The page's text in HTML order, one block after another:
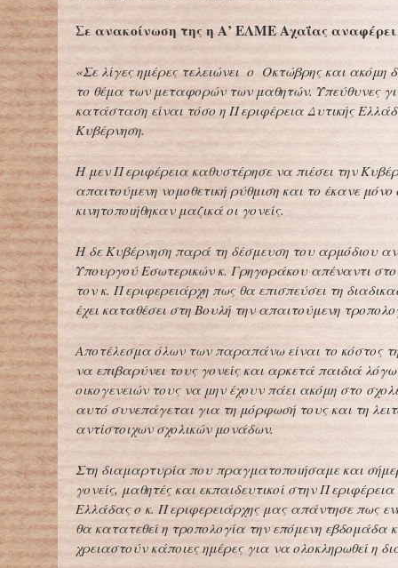
Σε ανακοίνωση της η Α’ ΕΛΜΕ Αχαΐας
«Σε λίγες ημέρες τελειώνει ο Οκτώβρης και ακόμη
το θέμα των μεταφορών των μαθητών. Υπεύθυνες
κατάσταση είναι τόσο η Περιφέρεια Δυτικής
Κυβέρνηση.
Η μεν Περιφέρεια καθυστέρησε να πιέσει την
απαιτούμενη νομοθετική ρύθμιση και το έκανε
κινητοποιήθηκαν μαζικά οι γονείς.
Η δε Κυβέρνηση παρά τη δέσμευση του αρμόδιου
Υπουργού Εσωτερικών κ. Γρηγοράκου απέναντι
τον κ. Περιφερειάρχη πως θα επισπεύσει τη
έχει καταθέσει στη Βουλή την απαιτούμενη
Αποτέλεσμα όλων των παραπάνω είναι το κόστος
να επιβαρύνει τους γονείς και αρκετά παιδιά
οικογενειών τους να μην έχουν πάει ακόμη στο
αυτό συνεπάγεται για τη μόρφωσή τους και τη
αντίστοιχων σχολικών μονάδων.
Στη διαμαρτυρία που πραγματοποιήσαμε και
γονείς, μαθητές και εκπαιδευτικοί στην Περιφέρεια
Ελλάδας ο κ. Περιφερειάρχης μας απάντησε πως
θα κατατεθεί η τροπολογία την επόμενη εβδομάδα
χρειαστούν κάποιες ημέρες για να ολοκληρωθεί η